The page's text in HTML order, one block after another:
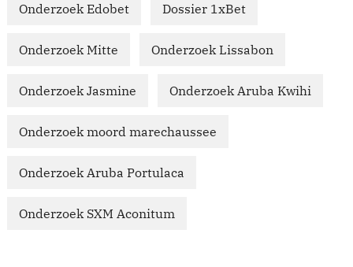
Onderzoek Edobet Dossier 1xBet
Onderzoek Mitte Onderzoek Lissabon
Onderzoek Jasmine Onderzoek Aruba Kwihi
Onderzoek moord marechaussee
Onderzoek Aruba Portulaca
Onderzoek SXM Aconitum